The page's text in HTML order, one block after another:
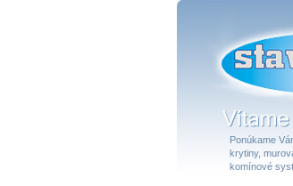
Ponúkame
krytiny,
komínové